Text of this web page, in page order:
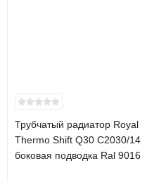
Трубчатый радиатор Royal
Thermo Shift Q30 C2030/14
боковая подводка Ral 9016